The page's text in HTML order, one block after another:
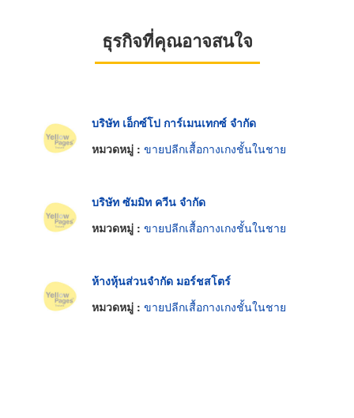
ธุรกิจที่คุณอาจสนใจ
บริษัท เอ็กซ์โป การ์เมนเทกซ์ จำกัด
หมวดหมู่ : ขายปลีกเสื้อกางเกงชั้นในชาย
บริษัท ซัมมิท ควีน จำกัด
หมวดหมู่ : ขายปลีกเสื้อกางเกงชั้นในชาย
ห้างหุ้นส่วนจำกัด มอร์ชสโตร์
หมวดหมู่ : ขายปลีกเสื้อกางเกงชั้นในชาย